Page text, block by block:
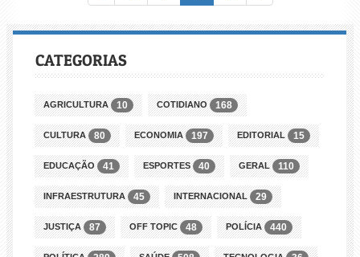
CATEGORIAS
AGRICULTURA 10 COTIDIANO 168
CULTURA 80 ECONOMIA 197 EDITORIAL 15
EDUCAÇÃO 41 ESPORTES 40 GERAL 110
INFRAESTRUTURA 45 INTERNACIONAL 29
JUSTIÇA 87 OFF TOPIC 48 POLÍCIA 440